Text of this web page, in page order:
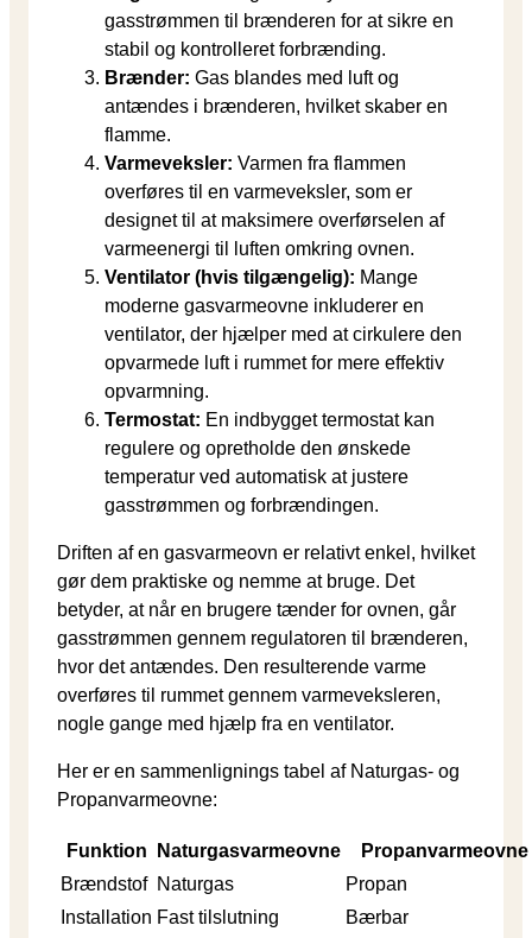
gasstrømmen til brænderen for at sikre en
stabil og kontrolleret forbrænding.
Brænder: Gas blandes med luft og
antændes i brænderen, hvilket skaber en
flamme.
Varmeveksler: Varmen fra flammen
overføres til en varmeveksler, som er
designet til at maksimere overførselen af
varmeenergi til luften omkring ovnen.
Ventilator (hvis tilgængelig): Mange
moderne gasvarmeovne inkluderer en
ventilator, der hjælper med at cirkulere den
opvarmede luft i rummet for mere effektiv
opvarmning.
Termostat: En indbygget termostat kan
regulere og opretholde den ønskede
temperatur ved automatisk at justere
gasstrømmen og forbrændingen.
Driften af en gasvarmeovn er relativt enkel, hvilket
gør dem praktiske og nemme at bruge. Det
betyder, at når en brugere tænder for ovnen, går
gasstrømmen gennem regulatoren til brænderen,
hvor det antændes. Den resulterende varme
overføres til rummet gennem varmeveksleren,
nogle gange med hjælp fra en ventilator.
Her er en sammenlignings tabel af Naturgas- og
Propanvarmeovne:
Funktion Naturgasvarmeovne
Propanvarmeovne
Brændstof Naturgas
Propan
Installation Fast tilslutning
Bærbar